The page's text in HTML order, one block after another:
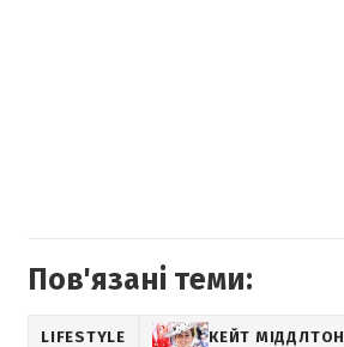
Пов'язані теми:
LIFESTYLE КЕЙТ МІДДЛТОН